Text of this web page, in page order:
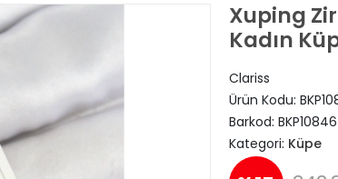
Xuping
Kadın
Clariss
Ürün Kodu:
Barkod: BKP10846
Kategori: Küpe